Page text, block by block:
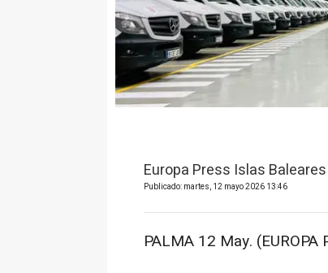
Europa Press Islas Baleares
Publicado: martes, 12 mayo 2026 13:46
PALMA 12 May. (EUROPA